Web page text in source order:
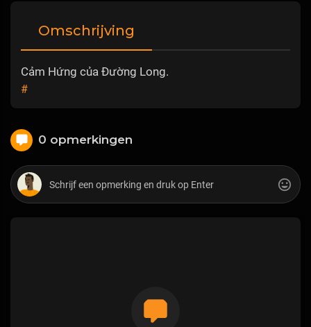
Omschrijving
Cảm Hứng của Đường Long.
#
0 opmerkingen